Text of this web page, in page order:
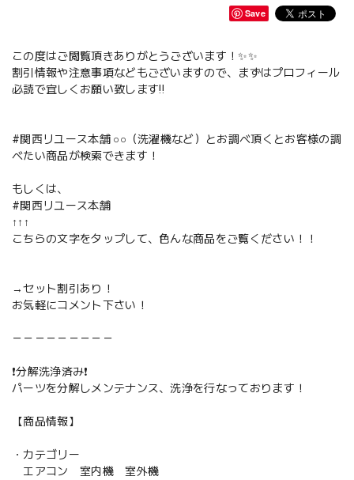
Save
この度はご閲覧頂きありがとうございます！✨✨
割引情報や注意事項などもございますので、まずはプロフィール
必読で宜しくお願い致します‼️
#関西リユース本舗 ○○（洗濯機など）とお調べ頂くとお客様の調
べたい商品が検索できます！
もしくは、
#関西リユース本舗
↑↑↑
こちらの文字をタップして、色んな商品をご覧ください！！
→セット割引あり！
お気軽にコメント下さい！
－－－－－－－－－
❗️分解洗浄済み❗️
パーツを分解しメンテナンス、洗浄を行なっております！
【商品情報】
・カテゴリー
エアコン 室内機 室外機